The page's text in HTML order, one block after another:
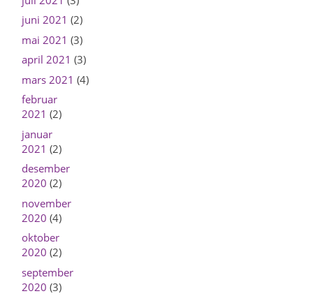
juni 2021 (2)
mai 2021 (3)
april 2021 (3)
mars 2021 (4)
februar
2021 (2)
januar
2021 (2)
desember
2020 (2)
november
2020 (4)
oktober
2020 (2)
september
2020 (3)